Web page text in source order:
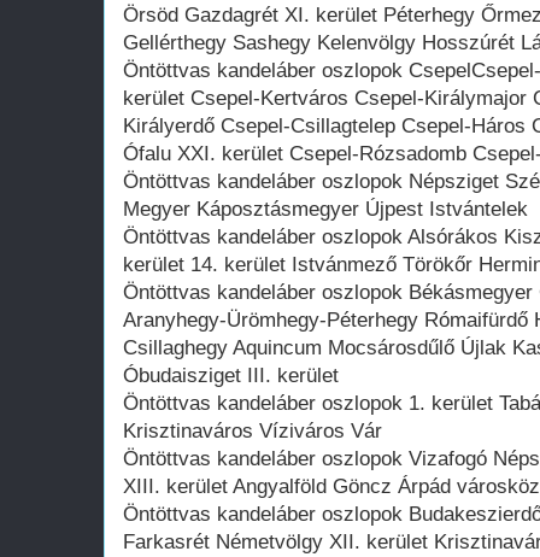
Örsöd Gazdagrét XI. kerület Péterhegy
Gellérthegy Sashegy Kelenvölgy Hosszúrét
Öntöttvas kandeláber oszlopok
kerület Csepel-Kertváros Csepel-Királymajor
Királyerdő Csepel-Csillagtelep Csepel-Háros
Ófalu XXI. kerület Csepel-Rózsadomb
Öntöttvas kandeláber oszlopok Népsziget
Megyer Káposztásmegyer Újpest Istvántelek
Öntöttvas kandeláber oszlopok Alsórákos
kerület 14. kerület Istvánmező Törökőr
Öntöttvas kandeláber oszlopok
Aranyhegy-Ürömhegy-Péterhegy
Csillaghegy Aquincum Mocsárosdűlő Újlak
Óbudaisziget III. kerület
Öntöttvas kandeláber oszlopok 1. kerület
Krisztinaváros Víziváros Vár
Öntöttvas kandeláber oszlopok Vizafogó
XIII. kerület Angyalföld Göncz Árpád
Öntöttvas kandeláber oszlopok
Farkasrét Németvölgy XII. kerület